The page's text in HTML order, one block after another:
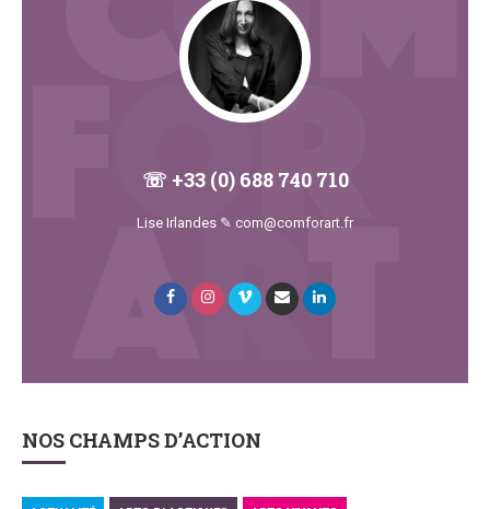
☏ +33 (0) 688 740 710
Lise Irlandes ✎ com@comforart.fr
NOS CHAMPS D’ACTION